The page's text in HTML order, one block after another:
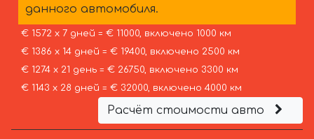
данного автомобиля.
€ 1572 х 7 дней = € 11000, включено 1000 км
€ 1386 х 14 дней = € 19400, включено 2500 км
€ 1274 х 21 день = € 26750, включено 3300 км
€ 1143 х 28 дней = € 32000, включено 4000 км
Расчёт стоимости авто